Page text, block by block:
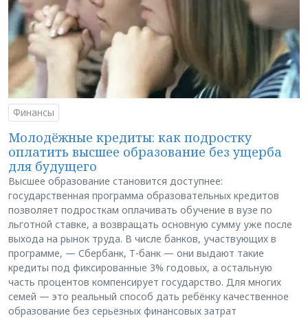
Финансы
Молодёжные кредиты: как подростку
оплатить высшее образование без ущерба
для будущего
Высшее образование становится доступнее:
государственная программа образовательных кредитов
позволяет подросткам оплачивать обучение в вузе по
льготной ставке, а возвращать основную сумму уже после
выхода на рынок труда. В числе банков, участвующих в
программе, — Сбербанк, Т-банк — они выдают такие
кредиты под фиксированные 3% годовых, а остальную
часть процентов компенсирует государство. Для многих
семей — это реальный способ дать ребёнку качественное
образование без серьёзных финансовых затрат